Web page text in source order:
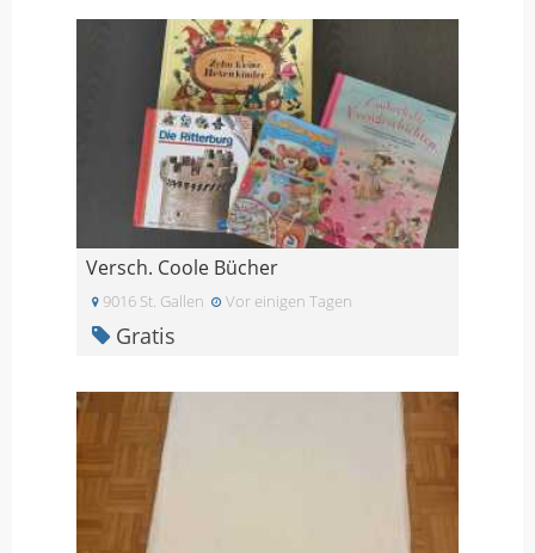
Versch. Coole Bücher
9016 St. Gallen Vor einigen Tagen
Gratis